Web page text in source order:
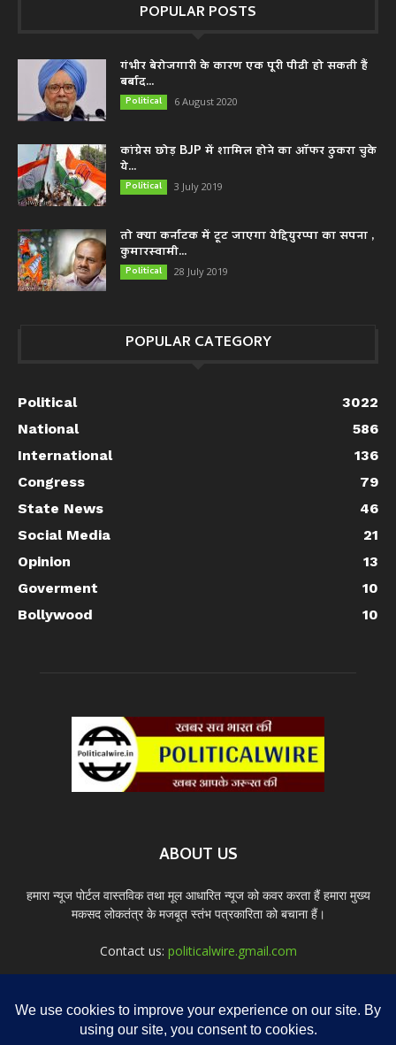
POPULAR POSTS
गंभीर बेरोजगारी के कारण एक पूरी पीढी हो सकती हैं
बर्बाद...
Political 6 August 2020
कांग्रेस छोड़ BJP में शामिल होने का ऑफर ठुकरा चुके
ये...
Political 3 July 2019
तो क्या कर्नाटक में टूट जाएगा येद्दियुरप्पा का सपना ,
कुमारस्वामी...
Political 28 July 2019
POPULAR CATEGORY
Political
3022
National
586
International
136
Congress
79
State News
46
Social Media
21
Opinion
13
Goverment
10
Bollywood
10
ABOUT US
हमारा न्यूज पोर्टल वास्तविक तथा मूल आधारित न्यूज को कवर करता हैं हमारा मुख्य
मकसद लोकतंत्र के मजबूत स्तंभ पत्रकारिता को बचाना हैं।
Contact us: politicalwire.gmail.com
FOLLOW US